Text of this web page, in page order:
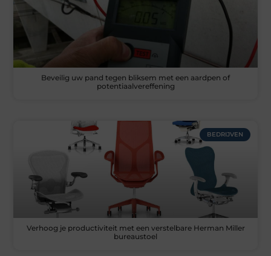
Beveilig uw pand tegen bliksem met een aardpen of
potentiaalvereffening
BEDRIJVEN
Verhoog je productiviteit met een verstelbare Herman Miller
bureaustoel